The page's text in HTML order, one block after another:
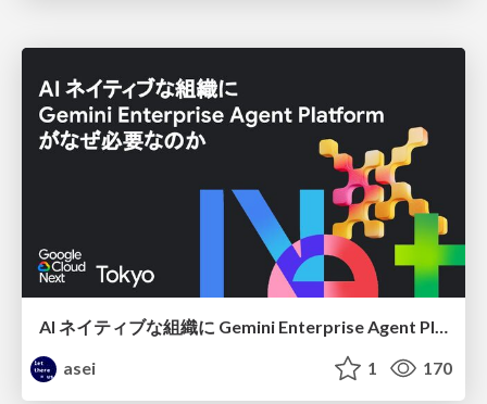
AI ネイティブな組織に Gemini Enterprise Agent Platform がなぜ必要なのか
asei
1 170